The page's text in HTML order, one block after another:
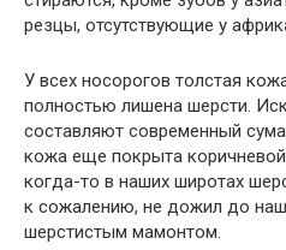
резцы, отсутствующие у
У всех носорогов толстая
полностью лишена шерсти.
составляют современный
кожа еще покрыта
когда-то в наших широтах
к сожалению, не дожил до
шерстистым мамонтом.